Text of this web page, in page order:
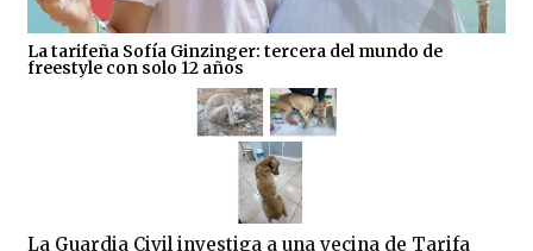
La tarifeña Sofía Ginzinger: tercera del mundo de
freestyle con solo 12 años
La Guardia Civil investiga a una vecina de Tarifa